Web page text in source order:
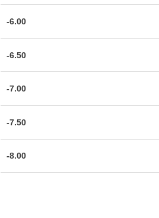
-6.00
-6.50
-7.00
-7.50
-8.00